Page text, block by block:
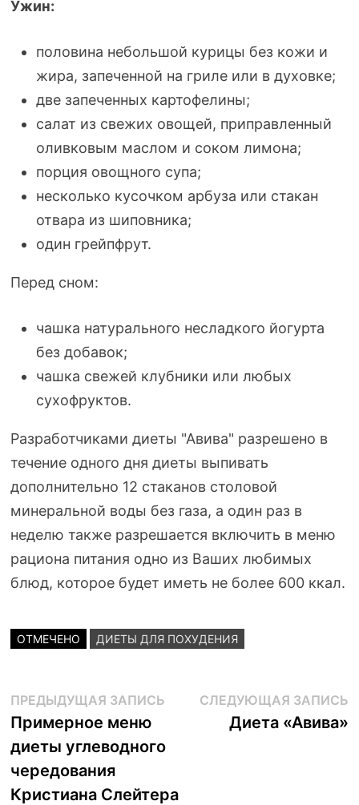
Ужин:
половина небольшой курицы без кожи и
жира, запеченной на гриле или в духовке;
две запеченных картофелины;
салат из свежих овощей, приправленный
оливковым маслом и соком лимона;
порция овощного супа;
несколько кусочком арбуза или стакан
отвара из шиповника;
один грейпфрут.
Перед сном:
чашка натурального несладкого йогурта
без добавок;
чашка свежей клубники или любых
сухофруктов.
Разработчиками диеты "Авива" разрешено в
течение одного дня диеты выпивать
дополнительно 12 стаканов столовой
минеральной воды без газа, а один раз в
неделю также разрешается включить в меню
рациона питания одно из Ваших любимых
блюд, которое будет иметь не более 600 ккал.
ОТМЕЧЕНО ДИЕТЫ ДЛЯ ПОХУДЕНИЯ
Навигация
по
записям
ПРЕДЫДУЩАЯ ЗАПИСЬПредыдущая
Примерное меню
диеты углеводного
чередования
Кристиана Слейтера
СЛЕДУЮЩАЯ ЗАПИСЬ
Диета «Авива»